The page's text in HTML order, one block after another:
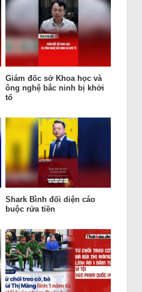
Giám đốc sở Khoa học và
ông nghệ bắc ninh bị khởi
tố
Shark Bình đối diện cáo
buộc rửa tiền